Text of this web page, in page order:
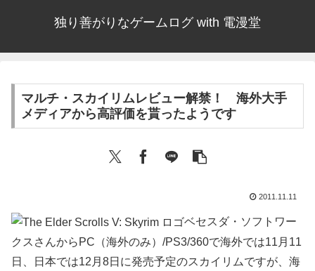
独り善がりなゲームログ with 電漫堂
マルチ・スカイリムレビュー解禁！ 海外大手
メディアから高評価を貰ったようです
2011.11.11
ベセスダ・ソフトワー
クスさんからPC（海外のみ）/PS3/360で海外では11月11
日、日本では12月8日に発売予定のスカイリムですが、海